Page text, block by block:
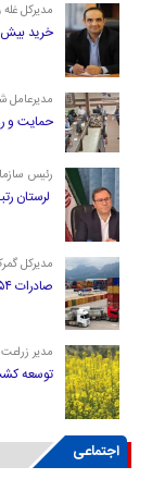
مدیرکل
خرید بیش از ۲۹۴ هزار تن گندم از
مدیرعامل
حمایت و
رئیس
لرستان
مدیرکل
صادرات ۵۴ هزار تن کالا از لرستان به خارج از کشور
مدیر
توسعه
اجتماعی